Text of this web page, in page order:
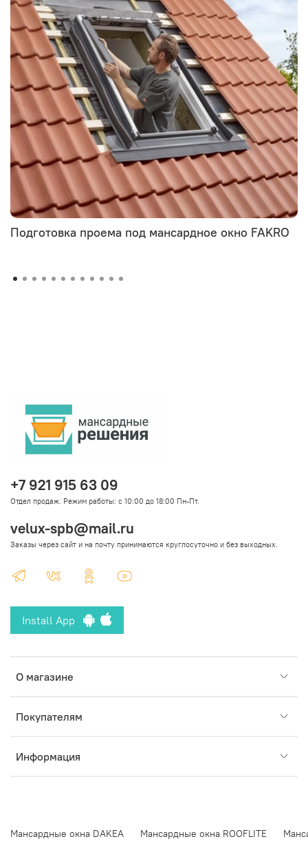
Подготовка проема под мансардное окно FAKRO
О магазине
Покупателям
Информация
Install App
+7 921 915 63 09
Отдел продаж. Режим работы: с 10:00 до 18:00 Пн-Пт.
velux-spb@mail.ru
Заказы через сайт и на почту принимаются круглосуточно и без выходных.
Мансардные окна DAKEA Мансардные окна ROOFLITE